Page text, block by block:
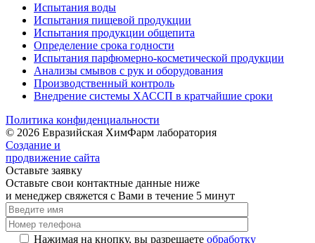
Испытания воды
Испытания пищевой продукции
Испытания продукции общепита
Определение срока годности
Испытания парфюмерно-косметической продукции
Анализы смывов с рук и оборудования
Производственный контроль
Внедрение системы ХАССП в кратчайшие сроки
Политика конфиденциальности
© 2026 Евразийская ХимФарм лаборатория
Создание и
продвижение сайта
Оставьте заявку
Оставьте свои контактные данные ниже
и менеджер свяжется с Вами в течение 5 минут
Нажимая на кнопку, вы разрешаете обработку